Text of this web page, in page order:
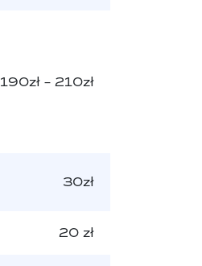
190zł – 210zł
30zł
20 zł